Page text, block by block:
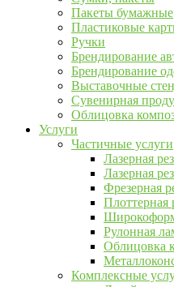
Пакеты бумажные
Пластиковые
Ручки
Брендирование
Брендирование
Выставочные
Сувенирная
Облицовка
Услуги
Частичные услуги
Лазерная
Лазерная
Фрезерная
Плоттерная
Рулонная
Облицовка
Комплексные